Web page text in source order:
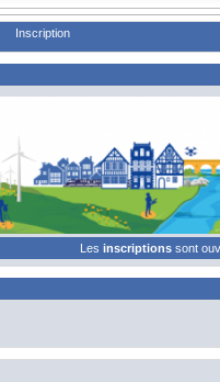
Inscription
Les inscriptions sont